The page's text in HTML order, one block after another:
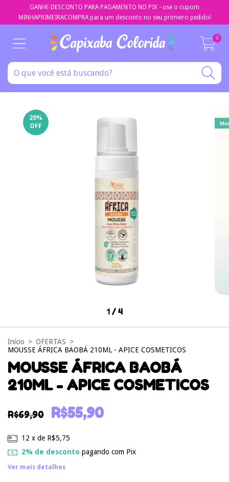
GANHE DESCONTO PARA PAGAMENTO NO PIX - use o cupom
MINHAPRIMEIRACOMPRA para um desconto no seu primeiro pedido!
0
20%
OFF
1 / 4
Início > OFERTAS >
MOUSSE ÁFRICA BAOBÁ 210ML - APICE COSMETICOS
MOUSSE ÁFRICA BAOBÁ
210ML - APICE COSMETICOS
R$69,90 R$55,90
12 x de R$5,75
2% de desconto pagando com Pix
Ver mais detalhes